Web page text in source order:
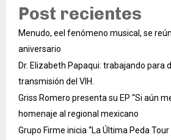
Post recientes
Menudo, eel fenómeno musical, se
aniversario
Dr. Elizabeth Papaqui: trabajando para
transmisión del VIH.
Griss Romero presenta su EP “Si aún
homenaje al regional mexicano
Grupo Firme inicia “La Última Peda